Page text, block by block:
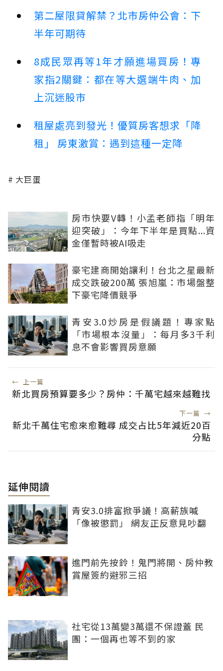
第二屋限貸解禁？北市房仲公會：下
半年可期待
8成民眾再等1年才願進場買房！專
家指2關鍵：都在等大選端牛肉、加
上沉迷股市
租屋處亮到發光！優質房客想求「降
租」 房東激賞：遇到這種一定降
大巨蛋
房市快要V轉！小孟老師指「明年
迎突破」：今年下半年是買點...資
金僅暫時被AI吸走
豪宅建商開始讓利！台北之星最新
成交跌破200萬 張旭嵐：市場盤整
下豪宅降價競爭
青安3.0炒房是假議題！專家點
「市場根本沒量」：每月多3千利
息不會影響買房意願
← 上一篇
新北買房預算要多少？房仲：千萬宅越來越難找
下一篇 →
新北千萬住宅愈來愈難尋 成交占比5年減近20百
分點
延伸閱讀
青安3.0排富掀爭議！高薪族喊
「像被懲罰」 網友正反意見吵翻
進門前先按鈴！鬼門將開、房仲教
賞屋簽約避邪三招
社宅從13萬變3萬還不保證蓋 民
團：一個再也等不到的家